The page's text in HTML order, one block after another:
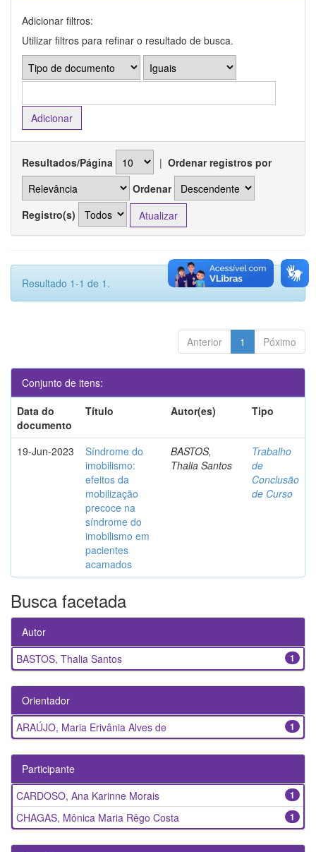
Adicionar filtros:
Utilizar filtros para refinar o resultado de busca.
Resultados/Página | Ordenar registros por
Ordenar
Registro(s)
Resultado 1-1 de 1.
Anterior 1 Póximo
Conjunto de itens:
Data do
documento
Título Autor(es) Tipo
19-Jun-2023
Síndrome do
imobilismo:
efeitos da
mobilização
precoce na
síndrome do
imobilismo em
pacientes
acamados
BASTOS,
Thalia Santos
Trabalho
de
Conclusão
de Curso
Busca facetada
Autor
1
BASTOS, Thalia Santos
Orientador
1
ARAÚJO, Maria Erivânia Alves de
Participante
1
CARDOSO, Ana Karinne Morais
1
CHAGAS, Mônica Maria Rêgo Costa